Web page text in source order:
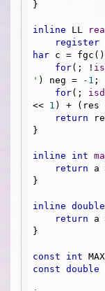
}
inline LL
register
har c =
for(; !
' ) neg = -1 ;
for(;
<< 1 ) + (res
return
}
inline int
return a
}
inline double
return a
}
const int
const double